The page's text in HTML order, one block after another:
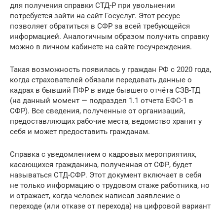
для получения справки СТД-Р при увольнении
потребуется зайти на сайт Госуслуг. Этот ресурс
позволяет обратиться в СФР за всей требующейся
информацией. Аналогичным образом получить справку
можно в личном кабинете на сайте госучреждения.
Такая возможность появилась у граждан РФ с 2020 года,
когда страхователей обязали передавать данные о
кадрах в бывший ПФР в виде бывшего отчёта СЗВ-ТД
(на данный момент — подраздел 1.1 отчета ЕФС-1 в
СФР). Все сведения, полученные от организаций,
предоставляющих рабочие места, ведомство хранит у
себя и может предоставить гражданам.
Справка с уведомлением о кадровых мероприятиях,
касающихся гражданина, полученная от СФР, будет
называться СТД-СФР. Этот документ включает в себя
не только информацию о трудовом стаже работника, но
и отражает, когда человек написал заявление о
переходе (или отказе от перехода) на цифровой вариант